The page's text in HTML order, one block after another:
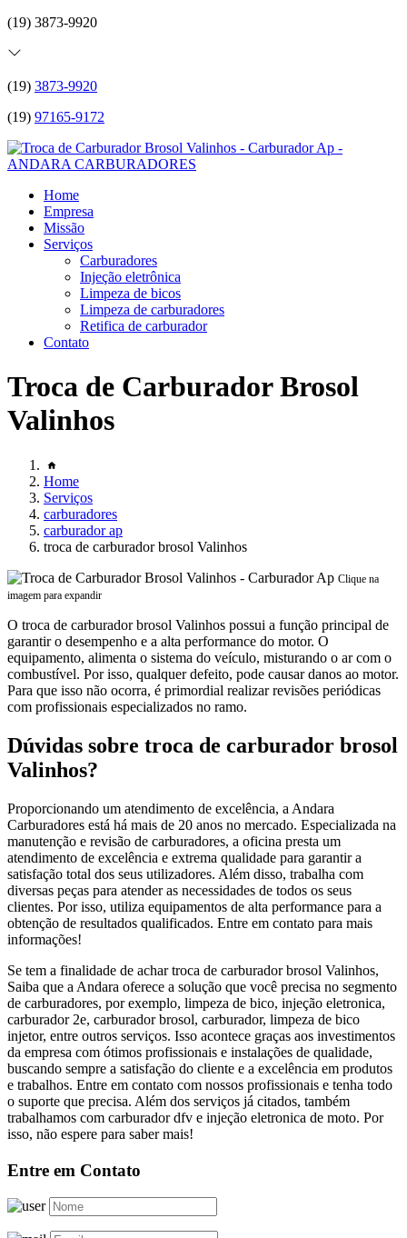
(19) 3873-9920
(19) 3873-9920
(19) 97165-9172
Home
Empresa
Missão
Serviços
Carburadores
Injeção eletrônica
Limpeza de bicos
Limpeza de carburadores
Retifica de carburador
Contato
Troca de Carburador Brosol
Valinhos
Home
Serviços
carburadores
carburador ap
troca de carburador brosol Valinhos
Clique na
imagem para expandir
O troca de carburador brosol Valinhos possui a função principal de
garantir o desempenho e a alta performance do motor. O
equipamento, alimenta o sistema do veículo, misturando o ar com o
combustível. Por isso, qualquer defeito, pode causar danos ao motor.
Para que isso não ocorra, é primordial realizar revisões periódicas
com profissionais especializados no ramo.
Dúvidas sobre troca de carburador brosol
Valinhos?
Proporcionando um atendimento de excelência, a Andara
Carburadores está há mais de 20 anos no mercado. Especializada na
manutenção e revisão de carburadores, a oficina presta um
atendimento de excelência e extrema qualidade para garantir a
satisfação total dos seus utilizadores. Além disso, trabalha com
diversas peças para atender as necessidades de todos os seus
clientes. Por isso, utiliza equipamentos de alta performance para a
obtenção de resultados qualificados. Entre em contato para mais
informações!
Se tem a finalidade de achar troca de carburador brosol Valinhos,
Saiba que a Andara oferece a solução que você precisa no segmento
de carburadores, por exemplo, limpeza de bico, injeção eletronica,
carburador 2e, carburador brosol, carburador, limpeza de bico
injetor, entre outros serviços. Isso acontece graças aos investimentos
da empresa com ótimos profissionais e instalações de qualidade,
buscando sempre a satisfação do cliente e a excelência em produtos
e trabalhos. Entre em contato com nossos profissionais e tenha todo
o suporte que precisa. Além dos serviços já citados, também
trabalhamos com carburador dfv e injeção eletronica de moto. Por
isso, não espere para saber mais!
Entre em Contato